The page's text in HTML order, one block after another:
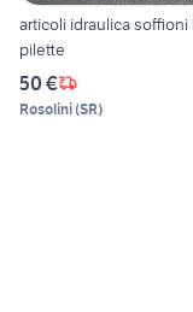
articoli idraulica soffioni
pilette
50 €
Rosolini(SR)